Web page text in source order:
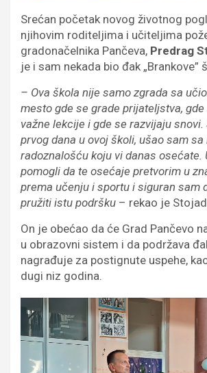
Srećan početak novog životnog
njihovim roditeljima i učiteljima
gradonačelnika Pančeva, Predrag
je i sam nekada bio đak „Brankove”
– Ova škola nije samo zgrada sa
mesto gde se grade prijateljstva,
važne lekcije i gde se razvijaju
prvog dana u ovoj školi, ušao sam
radoznalošću koju vi danas osećate.
pomogli da te osećaje pretvorim u
prema učenju i sportu i siguran sam
pružiti istu podršku – rekao je
On je obećao da će Grad Pančevo
u obrazovni sistem i da podržava
nagrađuje za postignute uspehe,
dugi niz godina.